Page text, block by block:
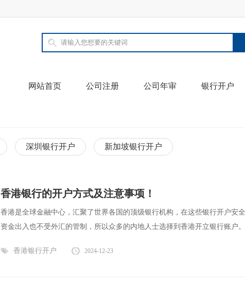
网站首页 公司注册 公司年审 银行开户
深圳银行开户 新加坡银行开户
香港银行的开户方式及注意事项！
香港是全球金融中心，汇聚了世界各国的顶级银行机构，在这些银行开户安
资金出入也不受外汇的管制，所以众多的内地人士选择到香港开立银行账户
香港银行开户 2024-12-23